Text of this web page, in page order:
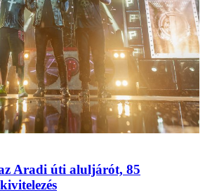
Aradi úti aluljárót, 85